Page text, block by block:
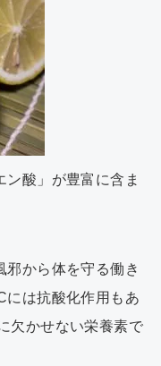
ン酸」が豊富に含ま
邪から体を守る働き
には抗酸化作用もあ
欠かせない栄養素で